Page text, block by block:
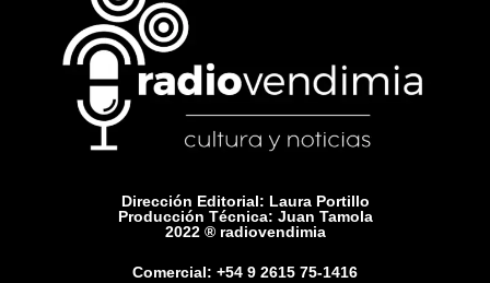
Dirección Editorial: Laura Portillo
Producción Técnica: Juan Tamola
2022 ® radiovendimia
Comercial: +54 9 2615 75-1416